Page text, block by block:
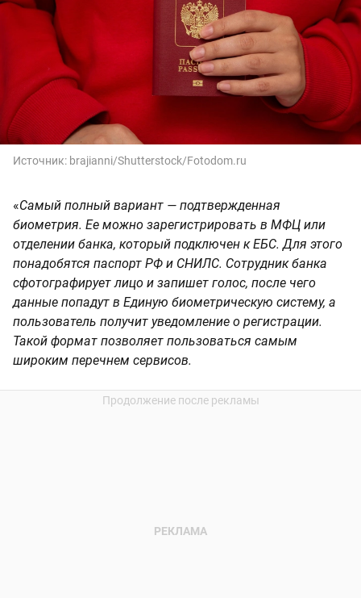
Источник: brajianni/Shutterstock/Fotodom.ru
«Самый полный вариант — подтвержденная
биометрия. Ее можно зарегистрировать в МФЦ или
отделении банка, который подключен к ЕБС. Для этого
понадобятся паспорт РФ и СНИЛС. Сотрудник банка
сфотографирует лицо и запишет голос, после чего
данные попадут в Единую биометрическую систему, а
пользователь получит уведомление о регистрации.
Такой формат позволяет пользоваться самым
широким перечнем сервисов.